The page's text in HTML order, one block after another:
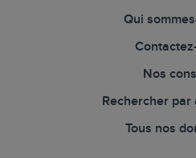
Qui
Nos
Rechercher par
Tous nos